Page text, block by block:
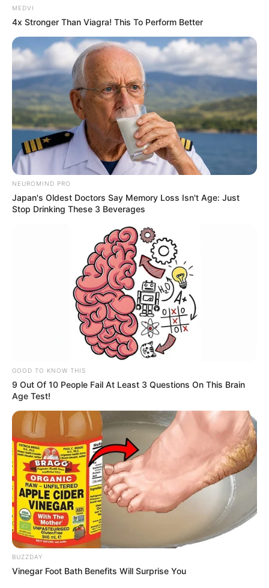
MEDVI
4x Stronger Than Viagra! This To Perform Better
NEUROMIND PRO
Japan's Oldest Doctors Say Memory Loss Isn't Age: Just
Stop Drinking These 3 Beverages
GOOD TO KNOW THIS
9 Out Of 10 People Fail At Least 3 Questions On This Brain
Age Test!
BUZZDAY
Vinegar Foot Bath Benefits Will Surprise You